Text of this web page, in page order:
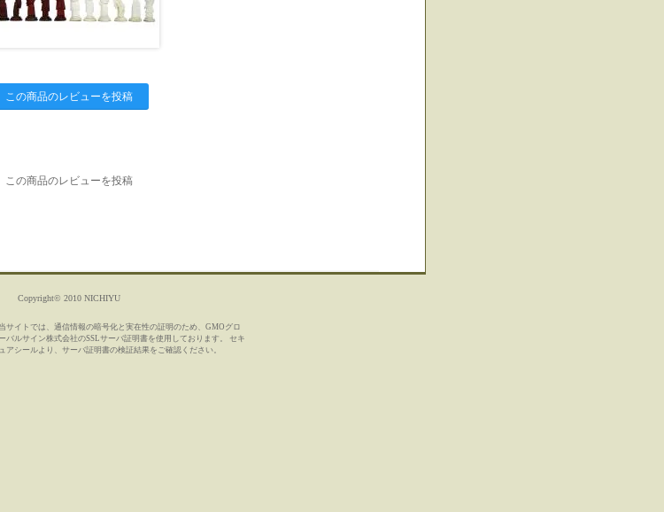
この商品のレビューを投稿
この商品のレビューを投稿
Copyright© 2010 NICHIYU
当サイトでは、通信情報の暗号化と実在性の証明のため、GMOグロ
ーバルサイン株式会社のSSLサーバ証明書を使用しております。 セキ
ュアシールより、サーバ証明書の検証結果をご確認ください。